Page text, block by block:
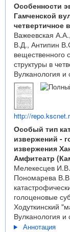
Особенности
Гамченской
четвертичное
Важеевская
В.Д., Антипин
вещественного
структуры в
Вулканология
http://
Особый тип
извержений -
извержения
Амфитеатр
Мелекесцев
Пономарева
голоценовые
Ходуткинский
Вулканология
Аннотация